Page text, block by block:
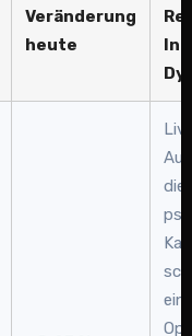
Veränderung
heute
die